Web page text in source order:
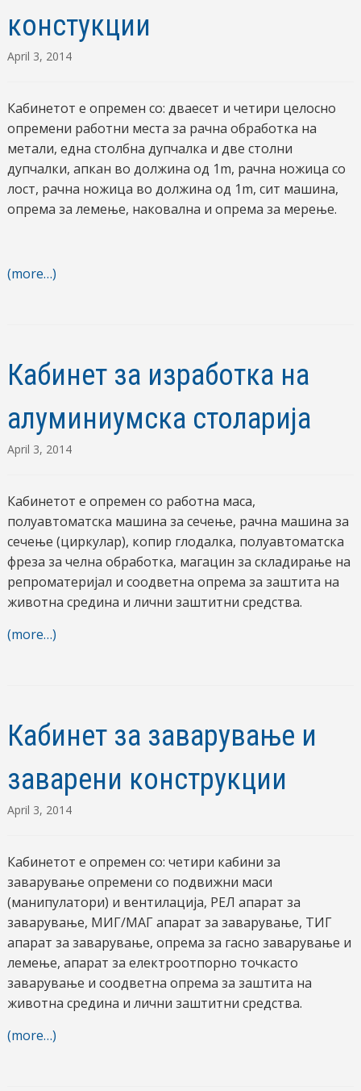
констукции
April 3, 2014
Кабинетот е опремен со: дваесет и четири целосно
опремени работни места за рачна обработка на
метали, една столбна дупчалка и две столни
дупчалки, апкан во должина од 1m, рачна ножица со
лост, рачна ножица во должина од 1m, сит машина,
опрема за лемење, наковална и опрема за мерење.
(more…)
Кабинет за изработка на
алуминиумска столарија
April 3, 2014
Кабинетот е опремен со работна маса,
полуавтоматска машина за сечење, рачна машина за
сечење (циркулар), копир глодалка, полуавтоматска
фреза за челна обработка, магацин за складирање на
репроматеријал и соодветна опрема за заштита на
животна средина и лични заштитни средства.
(more…)
Кабинет за заварување и
заварени конструкции
April 3, 2014
Кабинетот е опремен со: четири кабини за
заварување опремени со подвижни маси
(манипулатори) и вентилација, РЕЛ апарат за
заварување, МИГ/МАГ апарат за заварување, ТИГ
апарат за заварување, опрема за гасно заварување и
лемење, апарат за електроотпорно точкасто
заварување и соодветна опрема за заштита на
животна средина и лични заштитни средства.
(more…)